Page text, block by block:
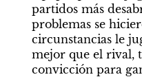
partidos más
problemas se
circunstancias le
mejor que el rival,
convicción para